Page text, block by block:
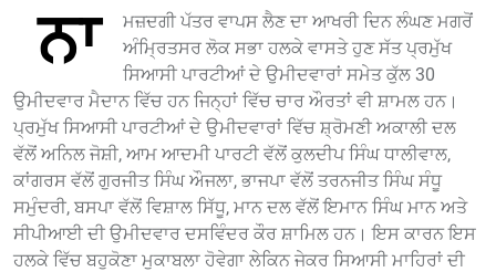
ਨਾ
ਮਜ਼ਦਗੀ ਪੱਤਰ ਵਾਪਸ ਲੈਣ ਦਾ ਆਖਰੀ ਦਿਨ ਲੰਘਣ ਮਗਰੋਂ
ਅੰਮ੍ਰਿਤਸਰ ਲੋਕ ਸਭਾ ਹਲਕੇ ਵਾਸਤੇ ਹੁਣ ਸੱਤ ਪ੍ਰਮੁੱਖ
ਸਿਆਸੀ ਪਾਰਟੀਆਂ ਦੇ ਉਮੀਦਵਾਰਾਂ ਸਮੇਤ ਕੁੱਲ 30
ਉਮੀਦਵਾਰ ਮੈਦਾਨ ਵਿੱਚ ਹਨ ਜਿਨ੍ਹਾਂ ਵਿੱਚ ਚਾਰ ਔਰਤਾਂ ਵੀ ਸ਼ਾਮਲ ਹਨ।
ਪ੍ਰਮੁੱਖ ਸਿਆਸੀ ਪਾਰਟੀਆਂ ਦੇ ਉਮੀਦਵਾਰਾਂ ਵਿੱਚ ਸ਼੍ਰੋਮਣੀ ਅਕਾਲੀ ਦਲ
ਵੱਲੋਂ ਅਨਿਲ ਜੋਸ਼ੀ, ਆਮ ਆਦਮੀ ਪਾਰਟੀ ਵੱਲੋਂ ਕੁਲਦੀਪ ਸਿੰਘ ਧਾਲੀਵਾਲ,
ਕਾਂਗਰਸ ਵੱਲੋਂ ਗੁਰਜੀਤ ਸਿੰਘ ਔਜਲਾ, ਭਾਜਪਾ ਵੱਲੋਂ ਤਰਨਜੀਤ ਸਿੰਘ ਸੰਧੂ
ਸਮੁੰਦਰੀ, ਬਸਪਾ ਵੱਲੋਂ ਵਿਸ਼ਾਲ ਸਿੱਧੂ, ਮਾਨ ਦਲ ਵੱਲੋਂ ਇਮਾਨ ਸਿੰਘ ਮਾਨ ਅਤੇ
ਸੀਪੀਆਈ ਦੀ ਉਮੀਦਵਾਰ ਦਸਵਿੰਦਰ ਕੌਰ ਸ਼ਾਮਿਲ ਹਨ। ਇਸ ਕਾਰਨ ਇਸ
ਹਲਕੇ ਵਿੱਚ ਬਹੁਕੋਣਾ ਮੁਕਾਬਲਾ ਹੋਵੇਗਾ ਲੇਕਿਨ ਜੇਕਰ ਸਿਆਸੀ ਮਾਹਿਰਾਂ ਦੀ